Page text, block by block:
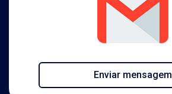
Enviar mensagem